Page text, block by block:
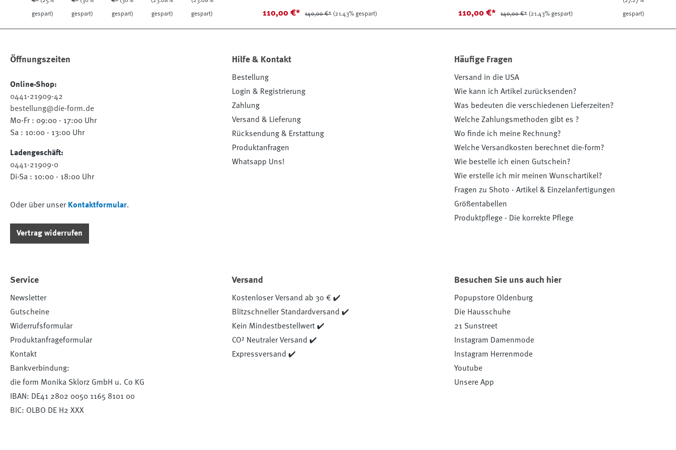
gespart) gespart) gespart) gespart) gespart) 110,00 €* 140,00 €* (21.43% gespart) 110,00 €* 140,00 €* (21.43% gespart) gespart)
Öffnungszeiten
Online-Shop:
0441-21909-42
bestellung@die-form.de
Mo-Fr : 09:00 - 17:00 Uhr
Sa : 10:00 - 13:00 Uhr
Ladengeschäft:
0441-21909-0
Di-Sa : 10:00 - 18:00 Uhr
Oder über unser Kontaktformular.
Vertrag widerrufen
Hilfe & Kontakt
Bestellung
Login & Registrierung
Zahlung
Versand & Lieferung
Rücksendung & Erstattung
Produktanfragen
Whatsapp Uns!
Häufige Fragen
Versand in die USA
Wie kann ich Artikel zurücksenden?
Was bedeuten die verschiedenen Lieferzeiten?
Welche Zahlungsmethoden gibt es ?
Wo finde ich meine Rechnung?
Welche Versandkosten berechnet die-form?
Wie bestelle ich einen Gutschein?
Wie erstelle ich mir meinen Wunschartikel?
Fragen zu Shoto - Artikel & Einzelanfertigungen
Größentabellen
Produktpflege - Die korrekte Pflege
Service
Newsletter
Gutscheine
Widerrufsformular
Produktanfrageformular
Kontakt
Bankverbindung:
die form Monika Sklorz GmbH u. Co KG
IBAN: DE41 2802 0050 1165 8101 00
BIC: OLBO DE H2 XXX
Versand
Kostenloser Versand ab 30 € ✔️
Blitzschneller Standardversand ✔️
Kein Mindestbestellwert ✔️
CO² Neutraler Versand ✔️
Expressversand ✔️
Besuchen Sie uns auch hier
Popupstore Oldenburg
Die Hausschuhe
21 Sunstreet
Instagram Damenmode
Instagram Herrenmode
Youtube
Unsere App